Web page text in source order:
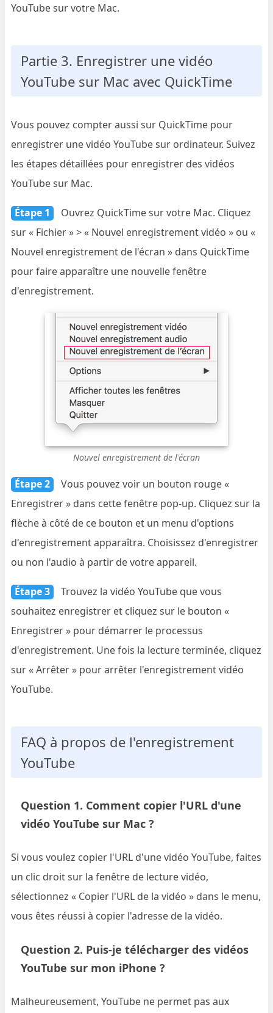
YouTube sur votre Mac.
Partie 3. Enregistrer une vidéo
YouTube sur Mac avec QuickTime
Vous pouvez compter aussi sur QuickTime pour
enregistrer une vidéo YouTube sur ordinateur. Suivez
les étapes détaillées pour enregistrer des vidéos
YouTube sur Mac.
Étape 1
Ouvrez QuickTime sur votre Mac. Cliquez
sur « Fichier » > « Nouvel enregistrement vidéo » ou «
Nouvel enregistrement de l'écran » dans QuickTime
pour faire apparaître une nouvelle fenêtre
d'enregistrement.
Nouvel enregistrement de l'écran
Étape 2
Vous pouvez voir un bouton rouge «
Enregistrer » dans cette fenêtre pop-up. Cliquez sur la
flèche à côté de ce bouton et un menu d'options
d'enregistrement apparaîtra. Choisissez d'enregistrer
ou non l'audio à partir de votre appareil.
Étape 3
Trouvez la vidéo YouTube que vous
souhaitez enregistrer et cliquez sur le bouton «
Enregistrer » pour démarrer le processus
d'enregistrement. Une fois la lecture terminée, cliquez
sur « Arrêter » pour arrêter l'enregistrement vidéo
YouTube.
FAQ à propos de l'enregistrement
YouTube
Question 1. Comment copier l'URL d'une
vidéo YouTube sur Mac ?
Si vous voulez copier l'URL d'une vidéo YouTube, faites
un clic droit sur la fenêtre de lecture vidéo,
sélectionnez « Copier l'URL de la vidéo » dans le menu,
vous êtes réussi à copier l'adresse de la vidéo.
Question 2. Puis-je télécharger des vidéos
YouTube sur mon iPhone ?
Malheureusement, YouTube ne permet pas aux